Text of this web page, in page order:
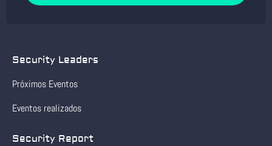
Security Leaders
Próximos Eventos
Eventos realizados
Security Report